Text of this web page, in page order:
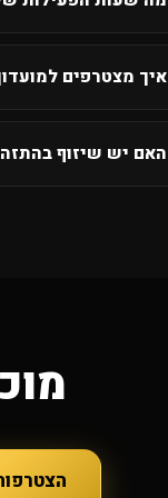
איך מצטרפים
האם יש שיזוף